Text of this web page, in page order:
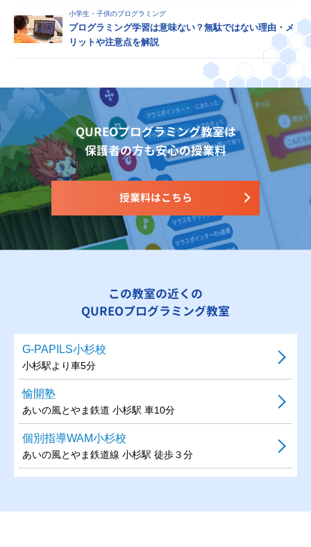
小学生・子供のプログラミング
プログラミング学習は意味ない？無駄ではない理由・メ
リットや注意点を解説
QUREOプログラミング教室は
保護者の方も安心の授業料
授業料はこちら
この教室の近くの
QUREOプログラミング教室
G-PAPILS小杉校
小杉駅より車5分
愉開塾
あいの風とやま鉄道 小杉駅 車10分
個別指導WAM小杉校
あいの風とやま鉄道線 小杉駅 徒歩３分